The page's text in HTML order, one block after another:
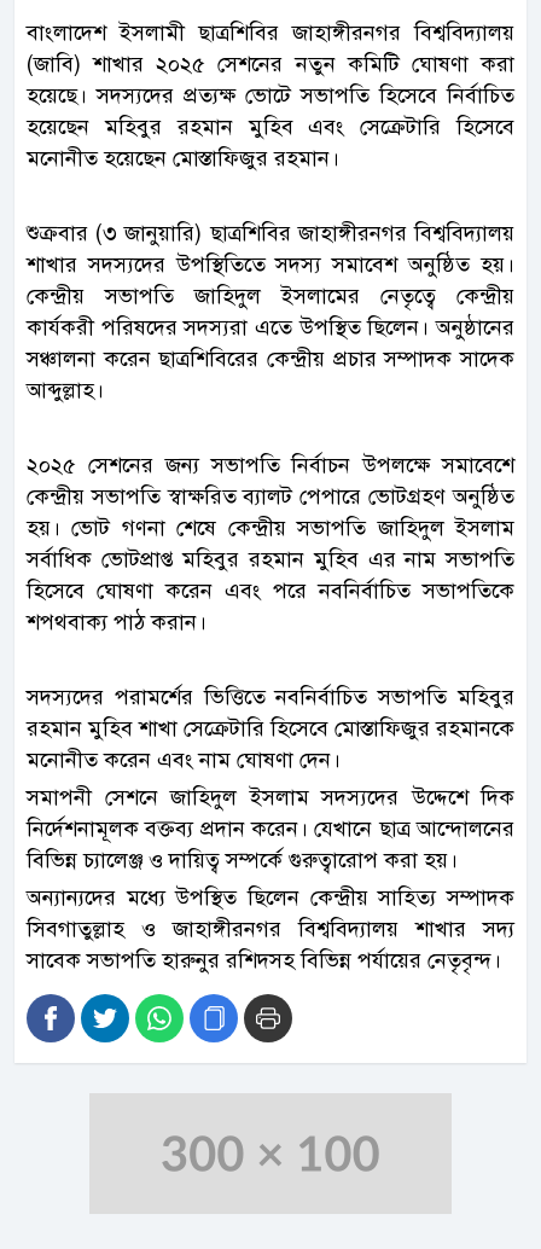
বাংলাদেশ ইসলামী ছাত্রশিবির জাহাঙ্গীরনগর বিশ্ববিদ্যালয়
(জাবি) শাখার ২০২৫ সেশনের নতুন কমিটি ঘোষণা করা
হয়েছে। সদস্যদের প্রত্যক্ষ ভোটে সভাপতি হিসেবে নির্বাচিত
হয়েছেন মহিবুর রহমান মুহিব এবং সেক্রেটারি হিসেবে
মনোনীত হয়েছেন মোস্তাফিজুর রহমান।
শুক্রবার (৩ জানুয়ারি) ছাত্রশিবির জাহাঙ্গীরনগর বিশ্ববিদ্যালয়
শাখার সদস্যদের উপস্থিতিতে সদস্য সমাবেশ অনুষ্ঠিত হয়।
কেন্দ্রীয় সভাপতি জাহিদুল ইসলামের নেতৃত্বে কেন্দ্রীয়
কার্যকরী পরিষদের সদস্যরা এতে উপস্থিত ছিলেন। অনুষ্ঠানের
সঞ্চালনা করেন ছাত্রশিবিরের কেন্দ্রীয় প্রচার সম্পাদক সাদেক
আব্দুল্লাহ।
২০২৫ সেশনের জন্য সভাপতি নির্বাচন উপলক্ষে সমাবেশে
কেন্দ্রীয় সভাপতি স্বাক্ষরিত ব্যালট পেপারে ভোটগ্রহণ অনুষ্ঠিত
হয়। ভোট গণনা শেষে কেন্দ্রীয় সভাপতি জাহিদুল ইসলাম
সর্বাধিক ভোটপ্রাপ্ত মহিবুর রহমান মুহিব এর নাম সভাপতি
হিসেবে ঘোষণা করেন এবং পরে নবনির্বাচিত সভাপতিকে
শপথবাক্য পাঠ করান।
সদস্যদের পরামর্শের ভিত্তিতে নবনির্বাচিত সভাপতি মহিবুর
রহমান মুহিব শাখা সেক্রেটারি হিসেবে মোস্তাফিজুর রহমানকে
মনোনীত করেন এবং নাম ঘোষণা দেন।
সমাপনী সেশনে জাহিদুল ইসলাম সদস্যদের উদ্দেশে দিক
নির্দেশনামূলক বক্তব্য প্রদান করেন। যেখানে ছাত্র আন্দোলনের
বিভিন্ন চ্যালেঞ্জ ও দায়িত্ব সম্পর্কে গুরুত্বারোপ করা হয়।
অন্যান্যদের মধ্যে উপস্থিত ছিলেন কেন্দ্রীয় সাহিত্য সম্পাদক
সিবগাতুল্লাহ ও জাহাঙ্গীরনগর বিশ্ববিদ্যালয় শাখার সদ্য
সাবেক সভাপতি হারুনুর রশিদসহ বিভিন্ন পর্যায়ের নেতৃবৃন্দ।